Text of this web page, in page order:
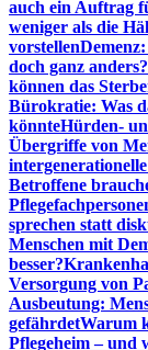
auch ein Auftrag
weniger als die
vorstellen
doch ganz anders?
können das
Bürokratie: Was
könnteHürden-
Übergriffe von
Betroffene
sprechen statt
Menschen mit
besser?
Versorgung von
Ausbeutung:
gefährdetWarum
Pflegeheim – und